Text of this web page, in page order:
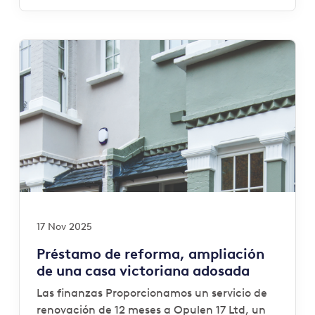
17 Nov 2025
Préstamo de reforma, ampliación
de una casa victoriana adosada
Las finanzas Proporcionamos un servicio de
renovación de 12 meses a Opulen 17 Ltd, un